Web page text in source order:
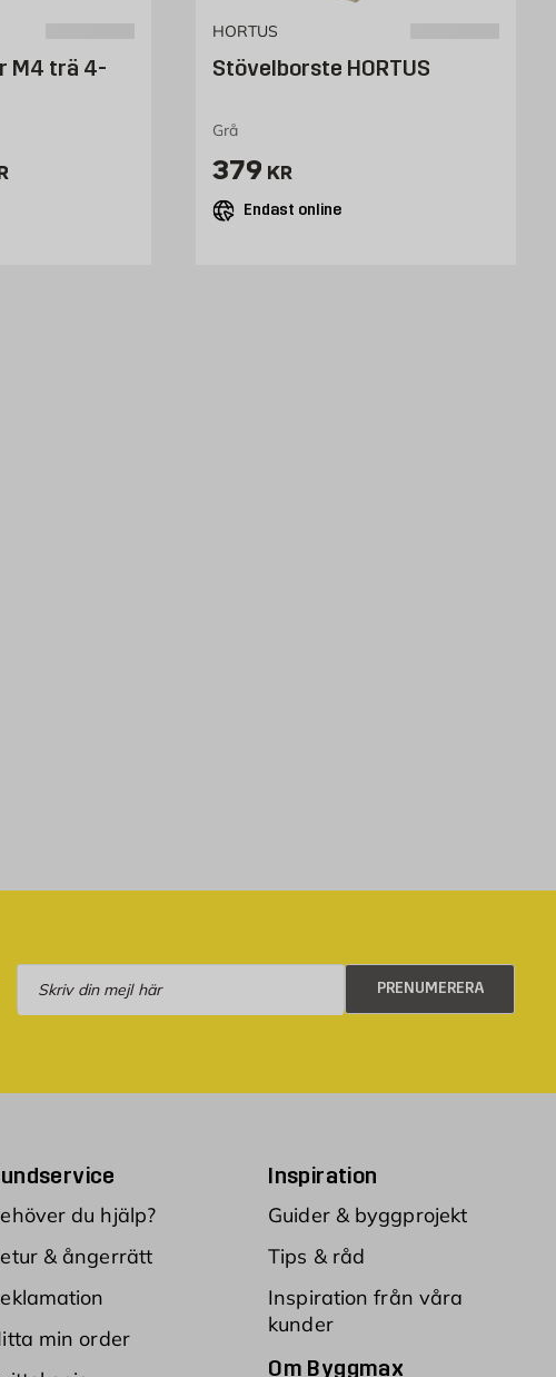
M4 trä 4-
kr
HORTUS
Stövelborste HORTUS
Grå
Pris 379 kr
379 KR
Endast online
Prenumerera
PRENUMERERA
du hjälp?
& ångerrätt
min order
Inspiration
Guider & byggprojekt
Tips & råd
Inspiration från våra
kunder
Om Byggmax